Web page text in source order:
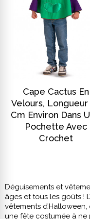
Cape Cactus En
Velours, Longueur
Cm Environ Dans
Pochette Avec
Crochet
Déguisements et
âges et tous les goûts !
vêtements
une fête costumée à ne